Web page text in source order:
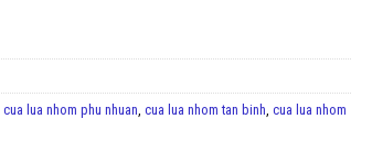
cua lua nhom phu nhuan, cua lua nhom tan binh, cua lua nhom